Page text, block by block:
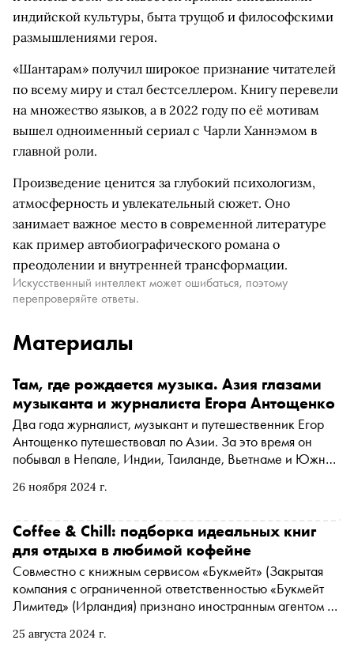
индийской культуры, быта трущоб и философскими
размышлениями героя.
«Шантарам» получил широкое признание читателей
по всему миру и стал бестселлером. Книгу перевели
на множество языков, а в 2022 году по её мотивам
вышел одноименный сериал с Чарли Ханнэмом в
главной роли.
Произведение ценится за глубокий психологизм,
атмосферность и увлекательный сюжет. Оно
занимает важное место в современной литературе
как пример автобиографического романа о
преодолении и внутренней трансформации.
Искусственный интеллект может ошибаться, поэтому
перепроверяйте ответы.
Материалы
26 ноября 2024 г.
Там, где рождается музыка. Азия глазами
музыканта и журналиста Егора Антощенко
Два года журналист, музыкант и путешественник Егор
Антощенко путешествовал по Азии. За это время он
побывал в Непале, Индии, Таиланде, Вьетнаме и Южной
в рамках проекта проекта Yak 40 выпустил альбом
«Сноба» Егор Антощенко рассказал о пяти
запоминающихся и вдохновляющих местах на своем
пути
25 августа 2024 г.
Coffee & Chill: подборка идеальных книг
для отдыха в любимой кофейне
Совместно с книжным сервисом«Букмейт» (Закрытая
компания с ограниченной ответственностью «Букмейт
Лимитед» (Ирландия) признано иностранным агентом *)
произведения, которые стимулируют ум так же